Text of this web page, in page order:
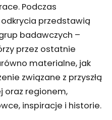
Podczas
przedstawią
badawczych –
przez ostatnie
materialne, jak
związane z przyszłą
oraz regionem,
inspiracje i historie.